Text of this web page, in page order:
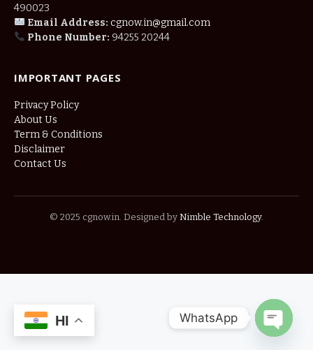
490023
Email Address: cgnow.in@gmail.com
Phone Number: 94255 20244
IMPORTANT PAGES
Privacy Policy
About Us
Term & Conditions
Disclaimer
Contact Us
© 2025 cgnow.in. Designed by Nimble Technology.
HI WhatsApp